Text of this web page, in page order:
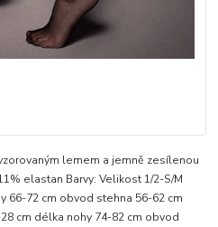
lemem a jemně zesílenou
elastan Barvy: Velikost 1/2-S/M
66-72 cm obvod stehna 56-62 cm
cm délka nohy 74-82 cm obvod